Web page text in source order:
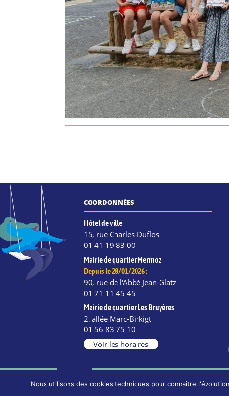
COORDONNÉES
Hôtel de ville
15, rue Charles-Duflos
01 41 19 83 00
Mairie de quartier Mermoz
Depuis le 28/01/2026 :
90, rue de l'Abbé Jean-Glatz
01 71 11 45 45
Mairie de quartier Les Bruyères
2, allée Marc-Birkigt
01 56 83 75 10
Voir les horaires
Nous utilisons des cookies techniques pour connaître